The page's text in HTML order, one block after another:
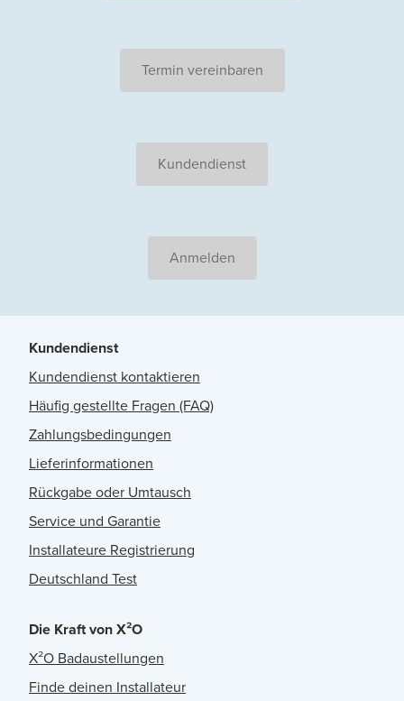
Termin vereinbaren
Kundendienst
Anmelden
Kundendienst
Kundendienst kontaktieren
Häufig gestellte Fragen (FAQ)
Zahlungsbedingungen
Lieferinformationen
Rückgabe oder Umtausch
Service und Garantie
Installateure Registrierung
Deutschland Test
Die Kraft von X²O
X²O Badaustellungen
Finde deinen Installateur